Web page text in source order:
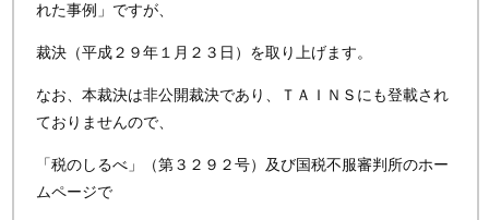
れた事例」ですが、
裁決（平成２９年１月２３日）を取り上げます。
なお、本裁決は非公開裁決であり、ＴＡＩＮＳにも登載され
ておりませんので、
「税のしるべ」（第３２９２号）及び国税不服審判所のホー
ムページで